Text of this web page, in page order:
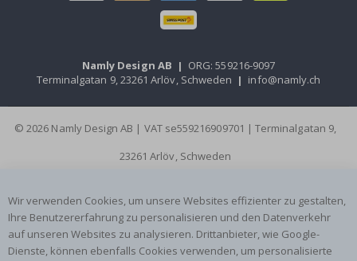
Namly Design AB | ORG: 559216-9097
Terminalgatan 9, 23261 Arlöv, Schweden | info@namly.ch
© 2026 Namly Design AB | VAT se559216909701 | Terminalgatan 9,
23261 Arlöv, Schweden
Wir verwenden Cookies, um unsere Websites effizienter zu gestalten,
Ihre Benutzererfahrung zu personalisieren und den Datenverkehr
auf unseren Websites zu analysieren. Drittanbieter, wie Google-
Dienste, können ebenfalls Cookies verwenden, um personalisierte